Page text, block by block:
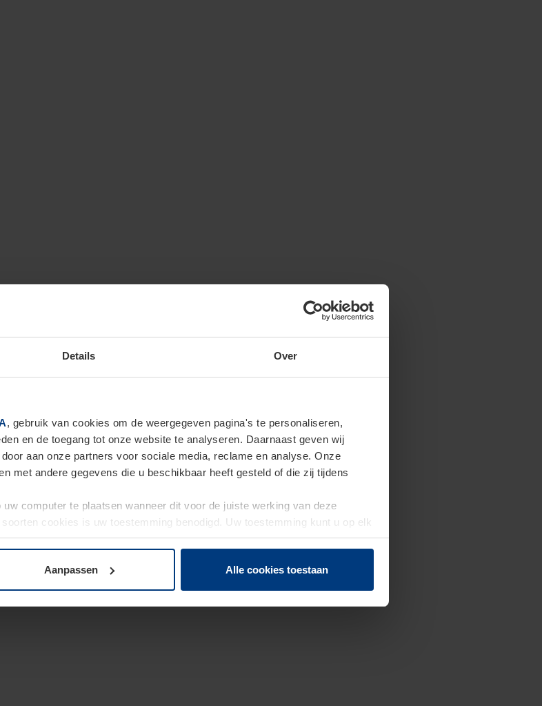
Details Over
, gebruik van cookies om de weergegeven pagina's te personaliseren,
en de toegang tot onze website te analyseren. Daarnaast geven wij
aan onze partners voor sociale media, reclame en analyse. Onze
met andere gegevens die u beschikbaar heeft gesteld of die zij tijdens
computer te plaatsen wanneer dit voor de juiste werking van deze
cookies is uw toestemming benodigd. Uw toestemming kunt u op elk
Privacyverklaringop onze website wijzigen of herroepen.
Aanpassen Alle cookies toestaan